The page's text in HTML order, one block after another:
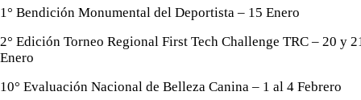
1° Bendición Monumental del Deportista – 15 Enero
2° Edición Torneo Regional First Tech Challenge TRC – 20 y
Enero
10° Evaluación Nacional de Belleza Canina – 1 al 4 Febrero